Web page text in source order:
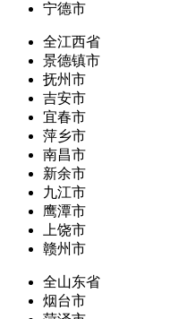
宁德市
全江西省
景德镇市
抚州市
吉安市
宜春市
萍乡市
南昌市
新余市
九江市
鹰潭市
上饶市
赣州市
全山东省
烟台市